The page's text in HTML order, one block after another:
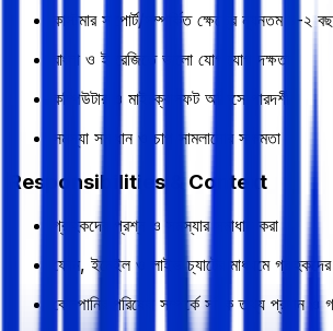
কাস্টমার সাপোর্ট/সম্পর্কিত ক্ষেত্রে ন্যূনতম ১-২
বাংলা ও ইংরেজিতে ভালো যোগাযোগ দক্ষতা
কম্পিউটার ও মাইক্রোসফট অফিসে পারদর্শী
সমস্যা সমাধান ও চাপ সামলানোর সক্ষমতা
Responsibilities & Context
গ্রাহকদের প্রশ্ন ও সমস্যার সমাধান করা
ফোন, ইমেইল ও লাইভ চ্যাটের মাধ্যমে গ্রাহকদের
কোম্পানির পরিষেবা সম্পর্কে সঠিক তথ্য প্রদান ও